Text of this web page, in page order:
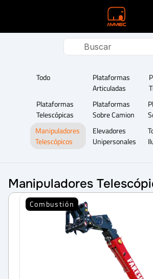
Buscar
Todo
Plataformas
Articuladas
Plataformas
Telescópicas
Plataformas
Sobre Camion
Manipuladores
Telescópicos
Elevadores
Unipersonales
Manipuladores
Combustión